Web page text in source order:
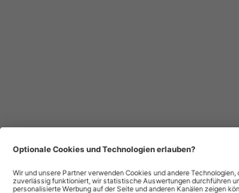
Datenschutzhinweise